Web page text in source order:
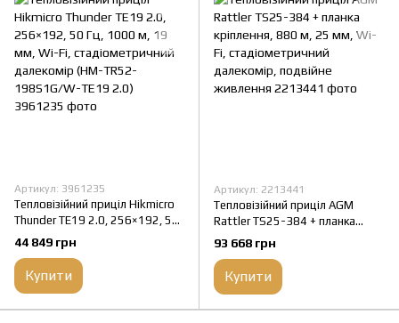
Артикул: 3961235
Тепловізійний приціл Hikmicro
Thunder TE19 2.0, 256×192, 50
Гц, 1000 м, 19 мм, Wi-Fi,
стадіометричний далекомір
(HM-TR52-198S1G/W-TE19
2.0)
44 849 грн
Купити
Артикул: 2213441
Тепловізійний приціл AGM
Rattler TS25-384 + планка
кріплення, 880 м, 25 мм, Wi-Fi,
стадіометричний далекомір,
подвійне живлення
93 668 грн
Купити